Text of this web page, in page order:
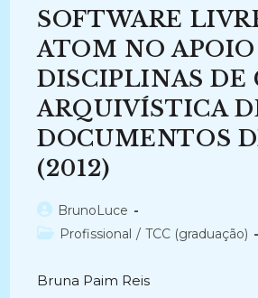
Arquivo
Do
De
Ciências
Da
Saúde
Da
Universidade
Da
Paraíba
SOFTWARE
ATOM NO APOIO
DISCIPLINAS DE
ARQUIVÍSTICA
DOCUMENTOS
(2012)
Autor
do
BrunoLuce
Categoria
Profissional / TCC (graduação)
Bruna Paim Reis